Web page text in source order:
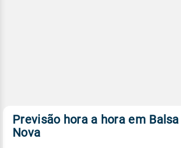
Previsão hora a hora em Balsa
Nova